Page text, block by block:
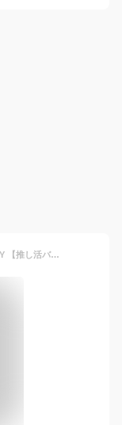
[Ametilo] いたばっく 痛バ ショルダー 3WAY 【推し活バッグ】 斜めがけ 小さめ 透明窓 クリア ぬいぐるみ ぬい活 ぬいポーチ 軽量 ビニール くすみカラー レディース 推し活グッズ (ブラック)